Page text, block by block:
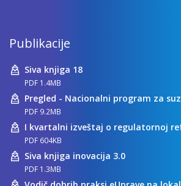
Publikacije
Siva knjiga 18
PDF 1.4MB
PDF 9.2MB
I kvartalni izveštaj o regulatornoj
PDF 604KB
Siva knjiga inovacija 3.0
PDF 1.3MB